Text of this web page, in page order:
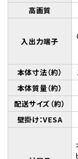
高画質
入出力端子
本体寸法（約）
本体質量（約）
配送サイズ（約）
壁掛け：VESA